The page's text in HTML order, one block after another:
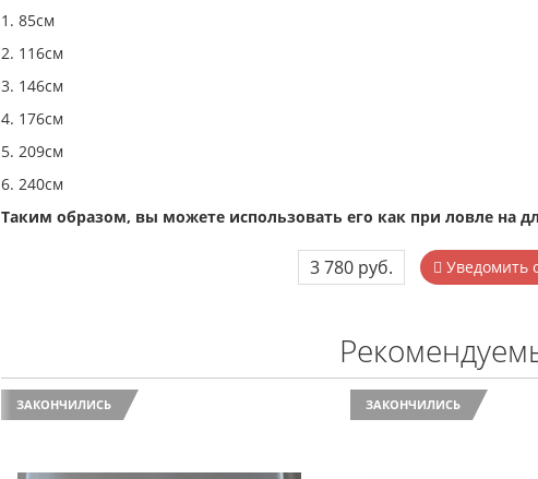
1. 85см
2. 116см
3. 146см
4. 176см
5. 209см
6. 240см
Таким образом, вы можете использовать его как при ловле на
3 780 руб. Уведомить
ЗАКОНЧИЛИСЬ ЗАКОНЧИЛИСЬ